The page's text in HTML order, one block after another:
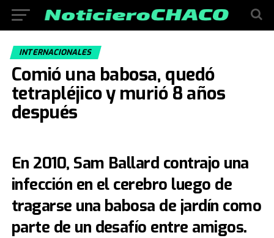
INTERNACIONALES
Comió una babosa, quedó
tetrapléjico y murió 8 años
después
En 2010, Sam Ballard contrajo una
infección en el cerebro luego de
tragarse una babosa de jardín como
parte de un desafío entre amigos.